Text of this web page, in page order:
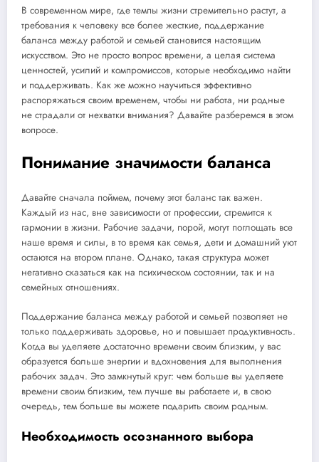
В современном мире, где темпы жизни стремительно растут, а
требования к человеку все более жесткие, поддержание
баланса между работой и семьей становится настоящим
искусством. Это не просто вопрос времени, а целая система
ценностей, усилий и компромиссов, которые необходимо найти
и поддерживать. Как же можно научиться эффективно
распоряжаться своим временем, чтобы ни работа, ни родные
не страдали от нехватки внимания? Давайте разберемся в этом
вопросе.
Понимание значимости баланса
Давайте сначала поймем, почему этот баланс так важен.
Каждый из нас, вне зависимости от профессии, стремится к
гармонии в жизни. Рабочие задачи, порой, могут поглощать все
наше время и силы, в то время как семья, дети и домашний уют
остаются на втором плане. Однако, такая структура может
негативно сказаться как на психическом состоянии, так и на
семейных отношениях.
Поддержание баланса между работой и семьей позволяет не
только поддерживать здоровье, но и повышает продуктивность.
Когда вы уделяете достаточно времени своим близким, у вас
образуется больше энергии и вдохновения для выполнения
рабочих задач. Это замкнутый круг: чем больше вы уделяете
времени своим близким, тем лучше вы работаете и, в свою
очередь, тем больше вы можете подарить своим родным.
Необходимость осознанного выбора